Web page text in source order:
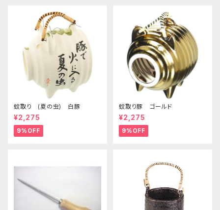
蚊取り (夏の虫) 白豚
¥2,275
9%OFF
蚊取り豚 ゴールド
¥2,275
9%OFF